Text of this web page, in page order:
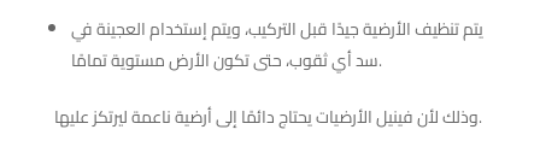
يتم تنظيف الأرضية جيدًا قبل التركيب، ويتم إستخدام العجينة في
سد أي ثقوب، حتى تكون الأرض مستوية تمامًا.
وذلك لأن فينيل الأرضيات يحتاج دائمًا إلى أرضية ناعمة ليرتكز عليها.